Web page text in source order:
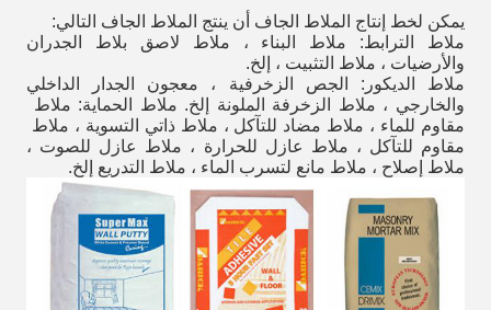
يمكن لخط إنتاج الملاط الجاف أن ينتج الملاط الجاف التالي:
ملاط الترابط: ملاط ​​البناء ، ملاط ​​لاصق بلاط الجدران
والأرضيات ، ملاط ​​التثبيت ، إلخ.
ملاط الديكور: الجص الزخرفية ، معجون الجدار الداخلي
والخارجي ، ملاط ​​الزخرفة الملونة إلخ. ملاط ​​الحماية: ملاط ​​
مقاوم للماء ، ملاط ​​مضاد للتآكل ، ملاط ​​ذاتي التسوية ، ملاط ​​
مقاوم للتآكل ، ملاط ​​عازل للحرارة ، ملاط ​​عازل للصوت ،
ملاط ​​إصلاح ، ملاط مانع لتسرب الماء ، ملاط ​​التدريع إلخ.